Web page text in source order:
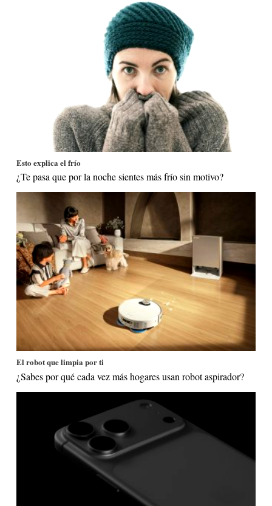
Esto explica el frío
¿Te pasa que por la noche sientes más frío sin motivo?
El robot que limpia por ti
¿Sabes por qué cada vez más hogares usan robot aspirador?